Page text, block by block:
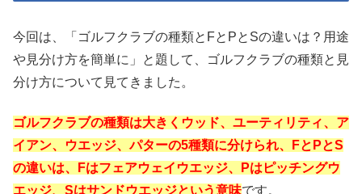
今回は、「ゴルフクラブの種類とFとPとSの違いは？用途
や見分け方を簡単に」と題して、ゴルフクラブの種類と見
分け方について見てきました。
ゴルフクラブの種類は大きくウッド、ユーティリティ、ア
イアン、ウエッジ、パターの5種類に分けられ、FとPとS
の違いは、Fはフェアウェイウエッジ、Pはピッチングウ
エッジ、Sはサンドウエッジという意味です。